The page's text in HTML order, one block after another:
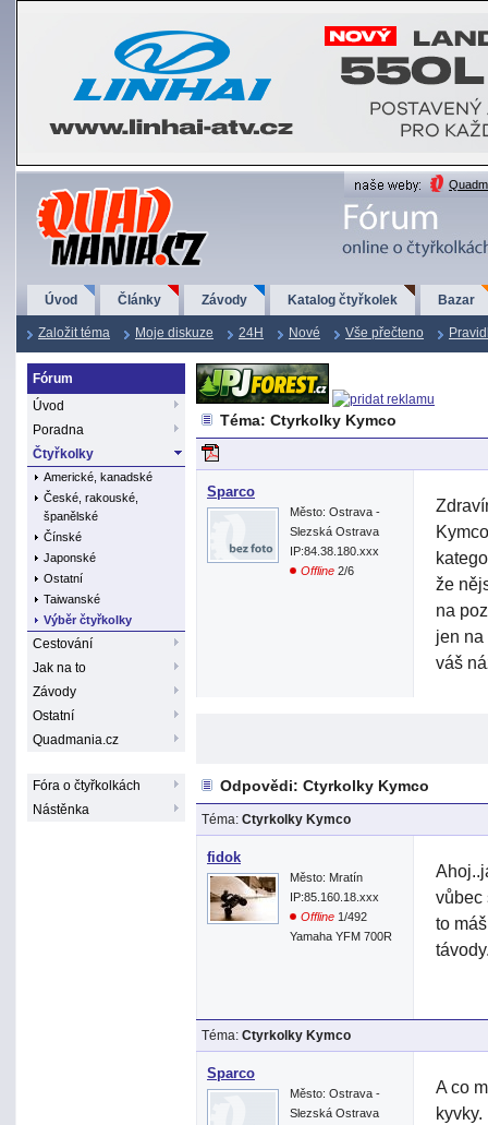
QuadMania.cz
Úvod Články Závody Katalog čtyřkolek Bazar
Založit téma Moje diskuze 24H Nové Vše přečteno
Fórum
Úvod
Poradna
Čtyřkolky
Americké, kanadské
České, rakouské,
španělské
Čínské
Japonské
Ostatní
Taiwanské
Výběr čtyřkolky
Cestování
Jak na to
Závody
Ostatní
Quadmania.cz
Fóra o čtyřkolkách
Nástěnka
Téma: Ctyrkolky Kymco
Sparco
Město: Ostrava -
Slezská Ostrava
IP:84.38.180.xxx
Offline 2/6
že
na
jen na
váš
Odpovědi: Ctyrkolky Kymco
Téma: Ctyrkolky Kymco
fidok
Město: Mratín
IP:85.160.18.xxx
Offline 1/492
Yamaha YFM 700R
vůbec
to
Téma: Ctyrkolky Kymco
Sparco
Město: Ostrava -
Slezská Ostrava
A co